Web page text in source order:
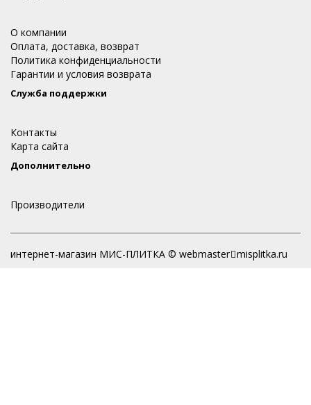
О компании
Оплата, доставка, возврат
Политика конфиденциальности
Гарантии и условия возврата
Служба поддержки
Контакты
Карта сайта
Дополнительно
Производители
интернет-магазин МИС-ПЛИТКА © webmaster misplitka.ru